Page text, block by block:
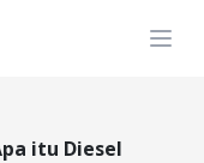
itu Diesel